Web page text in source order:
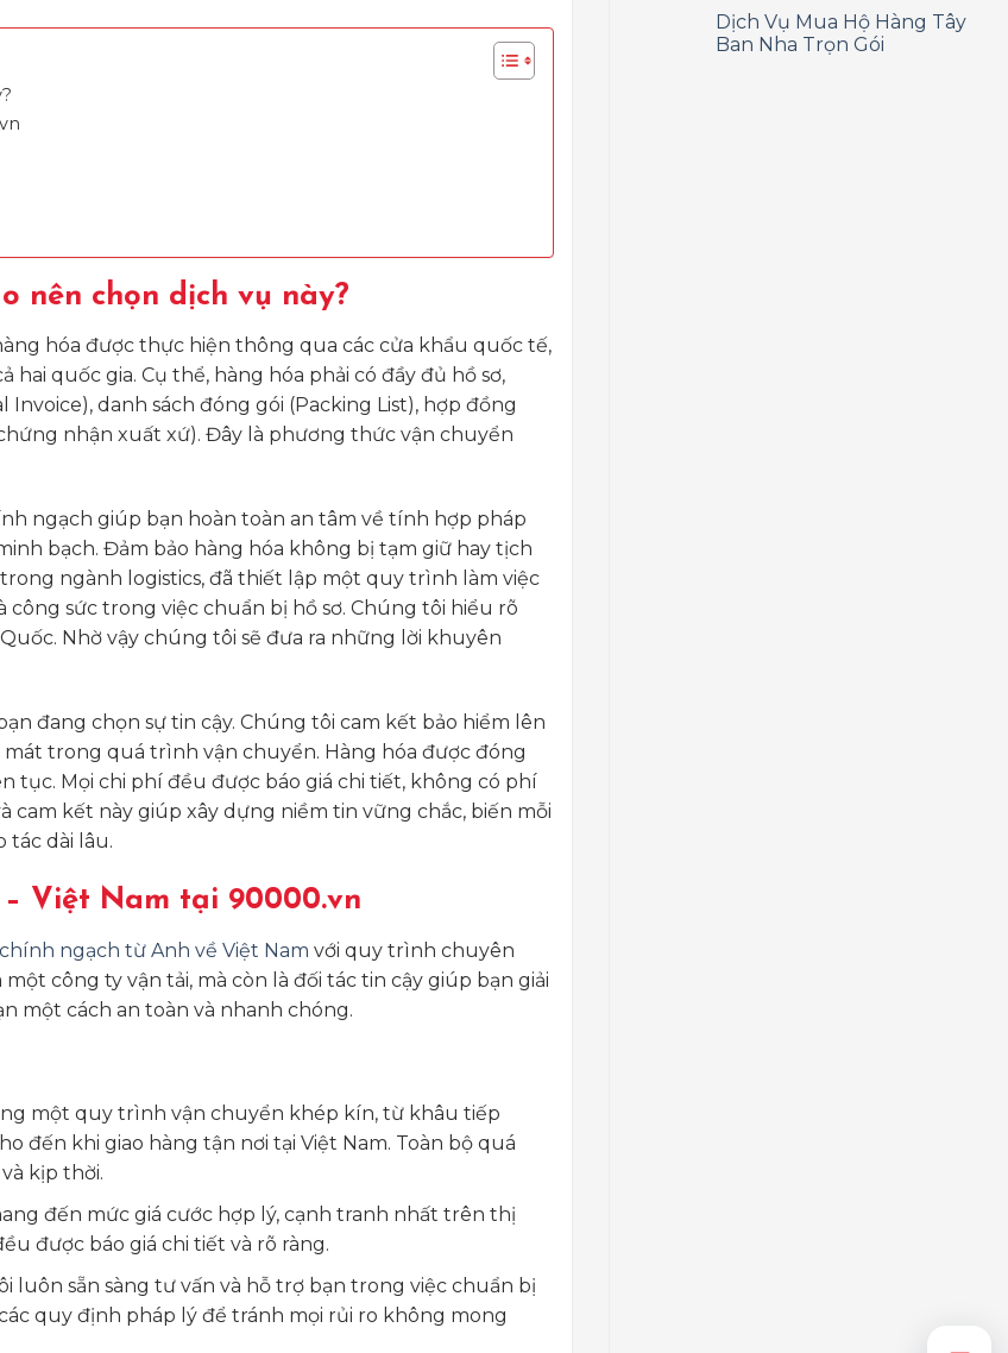
nên chọn dịch vụ này?
hóa được thực hiện thông qua các cửa khẩu quốc tế,
quốc gia. Cụ thể, hàng hóa phải có đầy đủ hồ sơ,
danh sách đóng gói (Packing List), hợp đồng
nhận xuất xứ). Đây là phương thức vận chuyển
ngạch giúp bạn hoàn toàn an tâm về tính hợp pháp
bạch. Đảm bảo hàng hóa không bị tạm giữ hay tịch
ngành logistics, đã thiết lập một quy trình làm việc
sức trong việc chuẩn bị hồ sơ. Chúng tôi hiểu rõ
Nhờ vậy chúng tôi sẽ đưa ra những lời khuyên
đang chọn sự tin cậy. Chúng tôi cam kết bảo hiểm lên
mát trong quá trình vận chuyển. Hàng hóa được đóng
tục. Mọi chi phí đều được báo giá chi tiết, không có phí
cam kết này giúp xây dựng niềm tin vững chắc, biến mỗi
tác dài lâu.
– Việt Nam tại 90000.vn
ngạch từ Anh về Việt Nam với quy trình chuyên
công ty vận tải, mà còn là đối tác tin cậy giúp bạn giải
một cách an toàn và nhanh chóng.
một quy trình vận chuyển khép kín, từ khâu tiếp
đến khi giao hàng tận nơi tại Việt Nam. Toàn bộ quá
kịp thời.
đến mức giá cước hợp lý, cạnh tranh nhất trên thị
được báo giá chi tiết và rõ ràng.
sẵn sàng tư vấn và hỗ trợ bạn trong việc chuẩn bị
quy định pháp lý để tránh mọi rủi ro không mong
Dịch Vụ Mua Hộ Hàng Tây
Ban Nha Trọn Gói